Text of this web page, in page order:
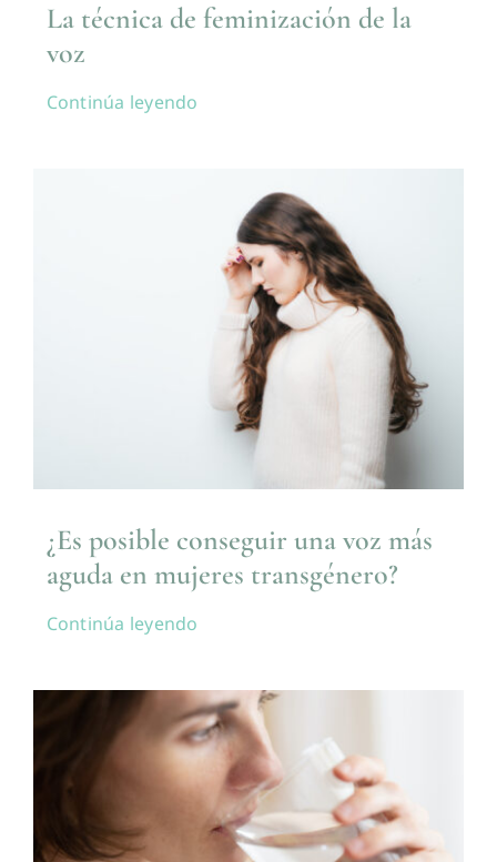
La técnica de feminización de la
voz
Continúa leyendo
¿Es posible conseguir una voz más
aguda en mujeres transgénero?
Continúa leyendo